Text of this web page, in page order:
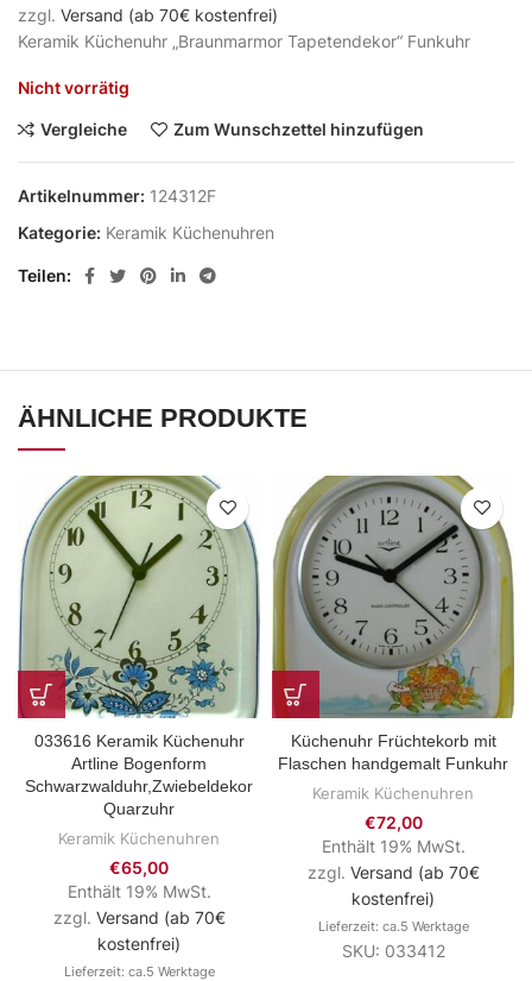
zzgl. Versand (ab 70€ kostenfrei)
Keramik Küchenuhr „Braunmarmor Tapetendekor“ Funkuhr
Nicht vorrätig
Vergleiche Zum Wunschzettel hinzufügen
Artikelnummer: 124312F
Kategorie: Keramik Küchenuhren
Teilen
ÄHNLICHE PRODUKTE
033616 Keramik Küchenuhr
Artline Bogenform
Schwarzwalduhr,Zwiebeldekor
Quarzuhr
Keramik Küchenuhren
€65,00
Enthält 19% MwSt.
zzgl. Versand (ab 70€
kostenfrei)
Lieferzeit: ca.5 Werktage
Küchenuhr Früchtekorb mit
Flaschen handgemalt Funkuhr
Keramik Küchenuhren
€72,00
Enthält 19% MwSt.
zzgl. Versand (ab 70€
kostenfrei)
Lieferzeit: ca.5 Werktage
SKU: 033412